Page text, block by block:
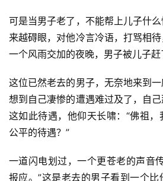
可是当男子老了，不能帮上儿子什
来越碍眼，对他冷言冷语，打骂相
一个风雨交加的夜晚，男子被儿子赶
这位已然老去的男子，无奈地来到
想到自己凄惨的遭遇难过及了，自
这如此待遇，他仰天长啸：“佛祖
公平的待遇？”
一道闪电划过，一个更苍老的声音
报应。”这是老去的男子看到一个